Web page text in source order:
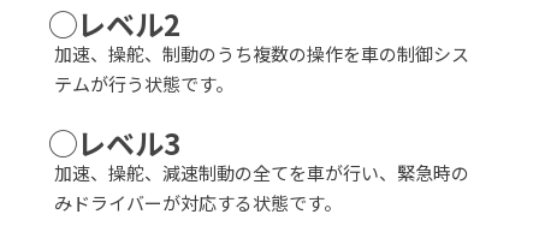
◯レベル2
加速、操舵、制動のうち複数の操作を車の制御シス
テムが行う状態です。
◯レベル3
加速、操舵、減速制動の全てを車が行い、緊急時の
みドライバーが対応する状態です。